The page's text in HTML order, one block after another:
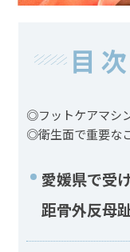
目次
◎フットケアマシ
◎衛生面で重要な
愛媛県で受
距骨外反母